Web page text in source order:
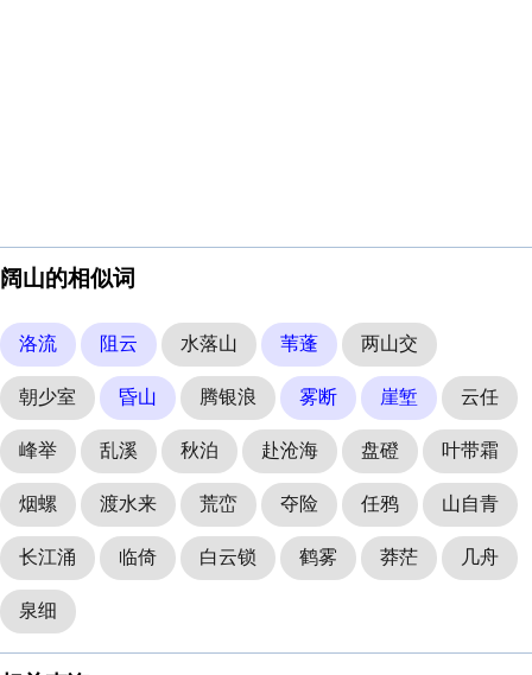
阔山的相似词
洛流 阻云 水落山 苇蓬 两山交
朝少室 昏山 腾银浪 雾断 崖堑 云任
峰举 乱溪 秋泊 赴沧海 盘磴 叶带霜
烟螺 渡水来 荒峦 夺险 任鸦 山自青
长江涌 临倚 白云锁 鹤雾 莽茫 几舟
泉细